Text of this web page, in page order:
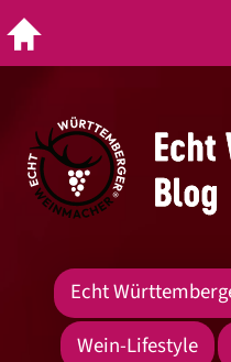
Echt
Wein-Lifestyle